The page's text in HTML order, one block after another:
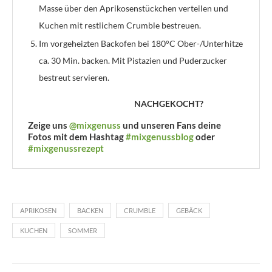
Masse über den Aprikosenstückchen verteilen und
Kuchen mit restlichem Crumble bestreuen.
Im vorgeheizten Backofen bei 180°C Ober-/Unterhitze
ca. 30 Min. backen. Mit Pistazien und Puderzucker
bestreut servieren.
NACHGEKOCHT?
Zeige uns @mixgenuss und unseren Fans deine
Fotos mit dem Hashtag#mixgenussblogoder
#mixgenussrezept
APRIKOSEN BACKEN CRUMBLE GEBÄCK
KUCHEN SOMMER